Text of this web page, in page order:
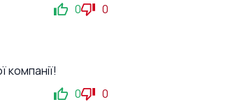
0
0
компанії!
0
0